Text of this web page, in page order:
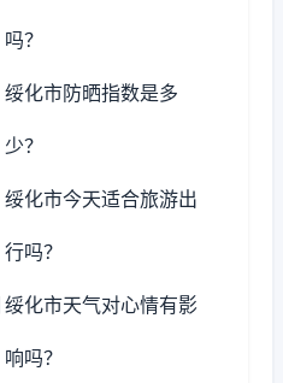
吗？
绥化市防晒指数是多
少？
绥化市今天适合旅游出
行吗？
绥化市天气对心情有影
响吗？